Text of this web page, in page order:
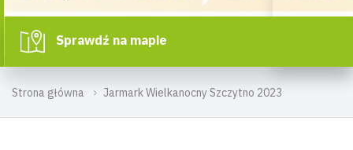
Strona główna Jarmark Wielkanocny Szczytno 2023
Sprawdź na mapie